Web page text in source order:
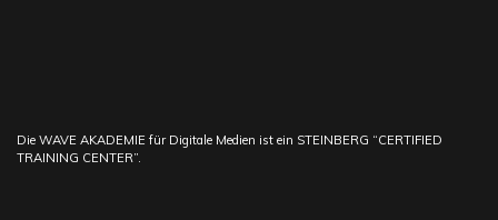
Die WAVE AKADEMIE für Digitale Medien ist ein STEINBERG “CERTIFIED
TRAINING CENTER”.